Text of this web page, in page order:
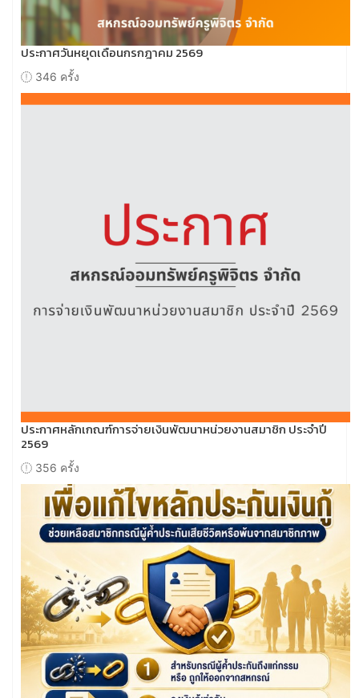
ประกาศวันหยุดเดือนกรกฎาคม 2569
346 ครั้ง
ประกาศหลักเกณฑ์การจ่ายเงินพัฒนาหน่วยงานสมาชิก ประจำปี
2569
356 ครั้ง